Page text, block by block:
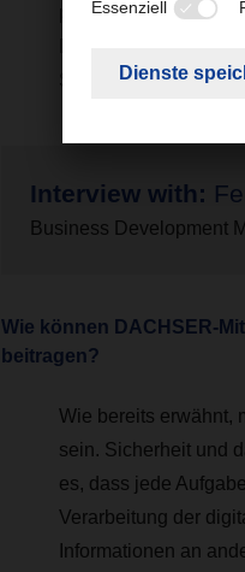
prüfen. Dadurch sind
Darüber hinaus ist
Interview with:
Business Development
Wie können DACHSER-
beitragen?
Wie bereits erwähnt,
sein. Sicherheit und
es, dass jede
Verarbeitung der
Informationen an